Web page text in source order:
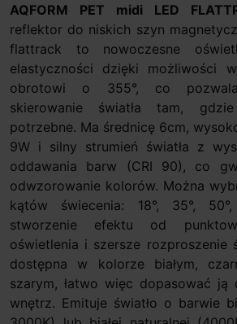
AQFORM PET midi LED
reflektor do niskich szyn
flattrack to nowoczesne
elastyczności dzięki możliwości
obrotowi o 355°, co
skierowanie światła tam,
potrzebne. Ma średnicę 6cm,
9W i silny strumień światła z
oddawania barw (CRI 90), co
odwzorowanie kolorów. Można
kątów świecenia: 18°, 35°,
stworzenie efektu od
oświetlenia i szersze rozproszenie
dostępna w kolorze białym,
szarym, łatwo więc dopasować
wnętrz. Emituje światło o barwie